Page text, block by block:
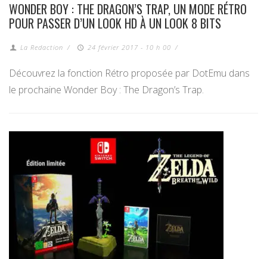
WONDER BOY : THE DRAGON’S TRAP, UN MODE RÉTRO
POUR PASSER D’UN LOOK HD À UN LOOK 8 BITS
La Redaction / 24 février 2017 - 10 h 00 /
Découvrez la fonction Rétro proposée par DotEmu dans
le prochaine Wonder Boy : The Dragon’s Trap.